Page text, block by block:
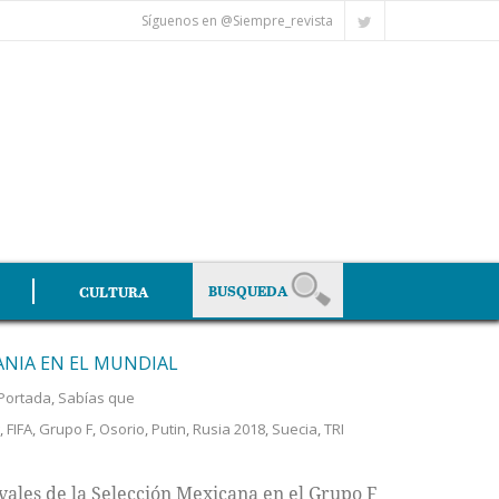
Síguenos en @Siempre_revista
CULTURA
EN EL MUNDIAL
, Sabías que
, FIFA, Grupo F, Osorio, Putin, Rusia 2018, Suecia,TRI
de la Selección Mexicana en el Grupo F